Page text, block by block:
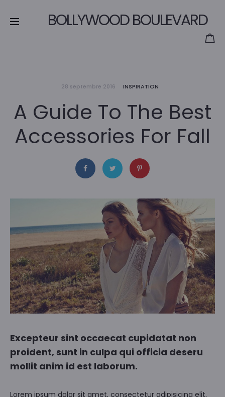
BOLLYWOOD BOULEVARD
28 septembre 2016 INSPIRATION
A Guide To The Best
Accessories For Fall
Excepteur sint occaecat cupidatat non
proident, sunt in culpa qui officia deseru
mollit anim id est laborum.
Lorem ipsum dolor sit amet, consectetur adipisicing elit,